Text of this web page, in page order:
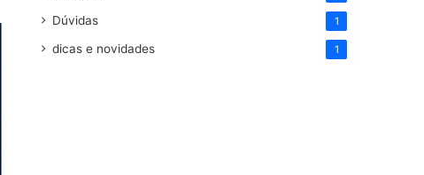
Dúvidas 1
dicas e novidades 1